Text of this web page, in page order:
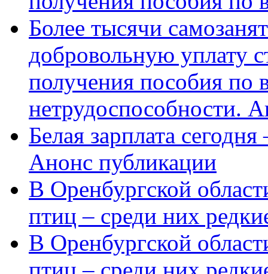
Более тысячи
добровольную уплату
получения пособия по
нетрудоспособности.
Белая зарплата
Анонс публикации
В Оренбургской
птиц – среди них
В Оренбургской